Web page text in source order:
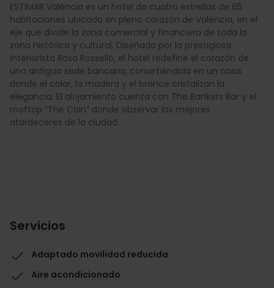
ESTIMAR València es un hotel de cuatro estrellas de 65
habitaciones ubicado en pleno corazón de València, en el
eje que divide la zona comercial y financiera de toda la
zona histórica y cultural. Diseñado por la prestigiosa
interiorista Rosa Rosselló, el hotel redefine el corazón de
una antigua sede bancaria, convirtiéndola en un oasis
donde el color, la madera y el bronce cristalizan la
elegancia. El alojamiento cuenta con The Bankers Bar y el
rooftop “The Coin” donde observar los mejores
atardeceres de la ciudad.
Servicios
Adaptado movilidad reducida
Aire acondicionado